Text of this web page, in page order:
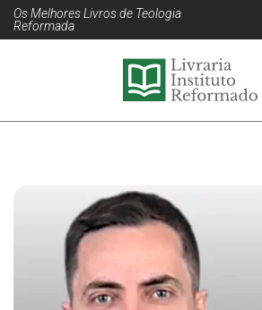
Os Melhores Livros de Teologia
Reformada